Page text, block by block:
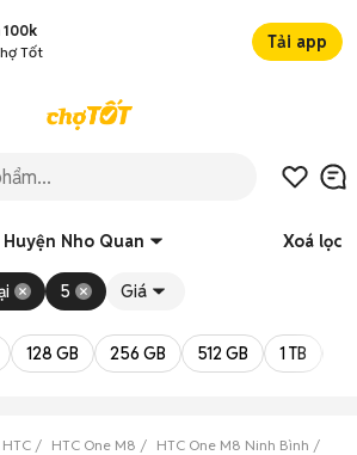
100k
Tốt
Tải app
Nho Quan Xoá lọc
5 Giá
128 GB 256 GB 512 GB 1 TB
HTC HTC One M8 HTC One M8 Ninh Bình